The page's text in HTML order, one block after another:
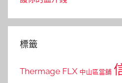
標籤
Thermage FLX 中山區當舖